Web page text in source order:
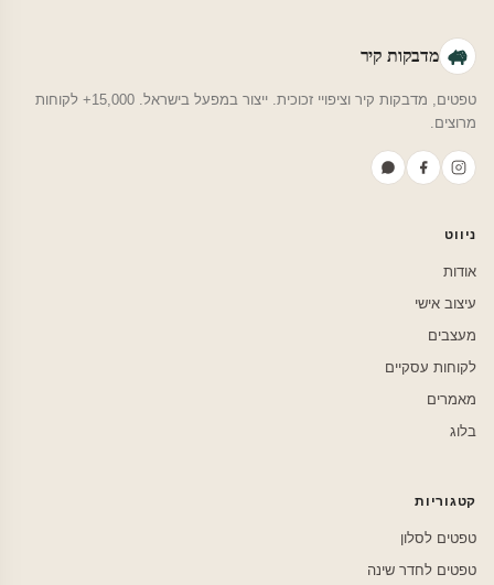
מדבקות קיר
טפטים, מדבקות קיר וציפויי זכוכית. ייצור במפעל בישראל. 15,000+ לקוחות
מרוצים.
ניווט
אודות
עיצוב אישי
מעצבים
לקוחות עסקיים
מאמרים
בלוג
קטגוריות
טפטים לסלון
טפטים לחדר שינה